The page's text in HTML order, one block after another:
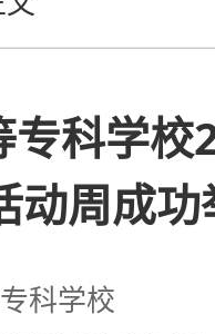
专科学
动周成功
科学校